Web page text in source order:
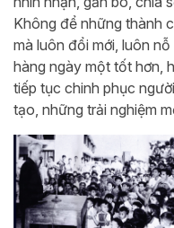
Không để những thành
mà luôn đổi mới, luôn
hàng ngày một tốt hơn,
tiếp tục chinh phục
tạo, những trải nghiệm